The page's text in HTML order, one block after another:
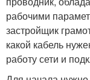
рабочими
застройщик
какой кабель
работу сети и